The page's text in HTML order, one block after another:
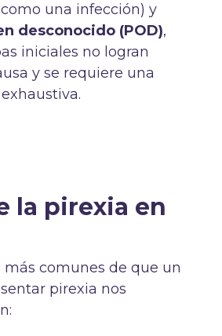
una infección) y
desconocido (POD),
iniciales no logran
y se requiere una
la pirexia en
más comunes de que un
pirexia nos